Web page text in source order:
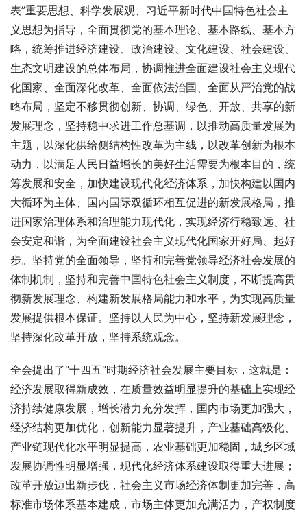
表”重要思想、科学发展观、习近平新时代中国特色社会主
义思想为指导，全面贯彻党的基本理论、基本路线、基本方
略，统筹推进经济建设、政治建设、文化建设、社会建设、
生态文明建设的总体布局，协调推进全面建设社会主义现代
化国家、全面深化改革、全面依法治国、全面从严治党的战
略布局，坚定不移贯彻创新、协调、绿色、开放、共享的新
发展理念，坚持稳中求进工作总基调，以推动高质量发展为
主题，以深化供给侧结构性改革为主线，以改革创新为根本
动力，以满足人民日益增长的美好生活需要为根本目的，统
筹发展和安全，加快建设现代化经济体系，加快构建以国内
大循环为主体、国内国际双循环相互促进的新发展格局，推
进国家治理体系和治理能力现代化，实现经济行稳致远、社
会安定和谐，为全面建设社会主义现代化国家开好局、起好
步。坚持党的全面领导，坚持和完善党领导经济社会发展的
体制机制，坚持和完善中国特色社会主义制度，不断提高贯
彻新发展理念、构建新发展格局能力和水平，为实现高质量
发展提供根本保证。坚持以人民为中心，坚持新发展理念，
坚持深化改革开放，坚持系统观念。
全会提出了“十四五”时期经济社会发展主要目标，这就是：
经济发展取得新成效，在质量效益明显提升的基础上实现经
济持续健康发展，增长潜力充分发挥，国内市场更加强大，
经济结构更加优化，创新能力显著提升，产业基础高级化、
产业链现代化水平明显提高，农业基础更加稳固，城乡区域
发展协调性明显增强，现代化经济体系建设取得重大进展；
改革开放迈出新步伐，社会主义市场经济体制更加完善，高
标准市场体系基本建成，市场主体更加充满活力，产权制度